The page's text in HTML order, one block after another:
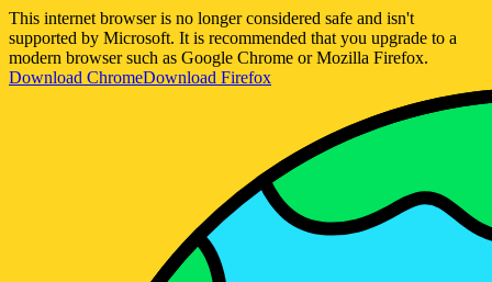
This internet browser is no longer considered safe and isn't
supported by Microsoft. It is recommended that you upgrade to a
modern browser such as Google Chrome or Mozilla Firefox.
Download ChromeDownload Firefox